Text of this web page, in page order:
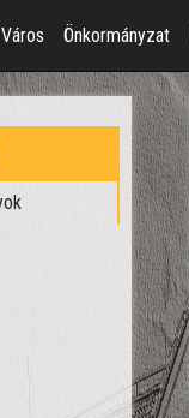
Város Önkormányzat